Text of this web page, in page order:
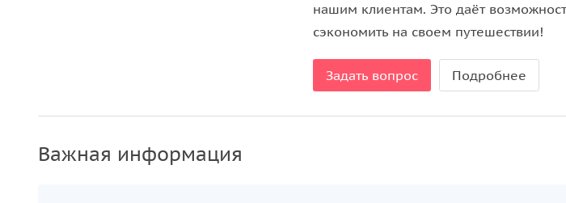
нашим клиентам. Это даёт
сэкономить на своем путешествии!
Задать вопрос Подробнее
Важная информация